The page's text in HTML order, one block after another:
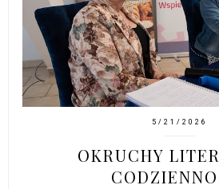
5/21/2026
OKRUCHY